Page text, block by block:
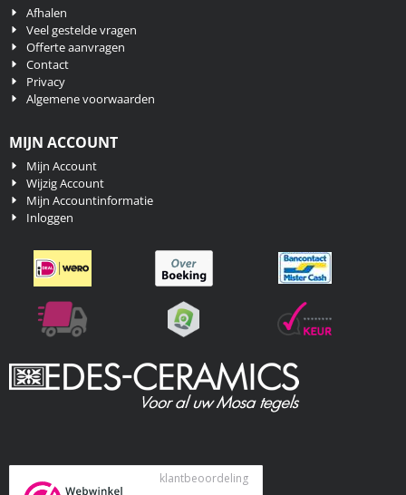
Afhalen
Veel gestelde vragen
Offerte aanvragen
Contact
Privacy
Algemene voorwaarden
MIJN ACCOUNT
Mijn Account
Wijzig Account
Mijn Accountinformatie
Inloggen